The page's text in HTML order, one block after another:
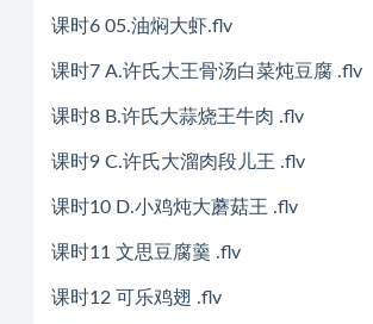
课时6 05.油焖大虾.flv
课时7 A.许氏大王骨汤白菜炖豆腐 .flv
课时8 B.许氏大蒜烧王牛肉 .flv
课时9 C.许氏大溜肉段儿王 .flv
课时10 D.小鸡炖大蘑菇王 .flv
课时11 文思豆腐羹 .flv
课时12 可乐鸡翅 .flv